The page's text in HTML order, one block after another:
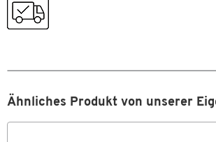
Ähnliches Produkt von unserer